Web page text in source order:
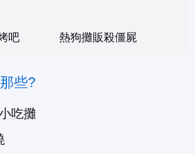
吧 熱狗攤販殺僵屍
些?
吃攤